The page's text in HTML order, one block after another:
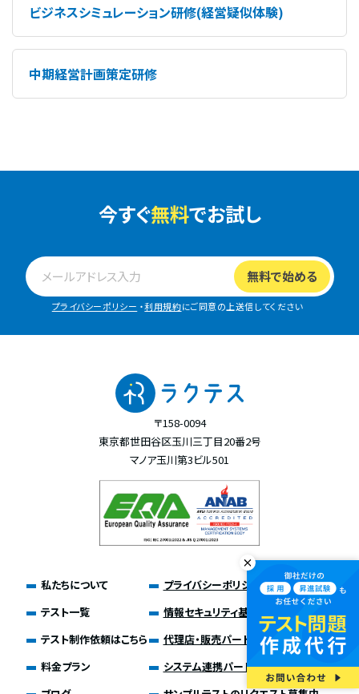
ビジネスシミュレーション研修(経営疑似体験)
中期経営計画策定研修
今すぐ無料でお試し
プライバシーポリシー ・利用規約にご同意の上送信してください
〒158-0094
東京都世田谷区玉川三丁目20番2号
マノア玉川第3ビル501
私たちについて
テスト一覧
テスト制作依頼はこちら
料金プラン
プライバシーポリシー
情報セキュリティ基本方針
代理店・販売パートナー募集
システム連携パートナー募集